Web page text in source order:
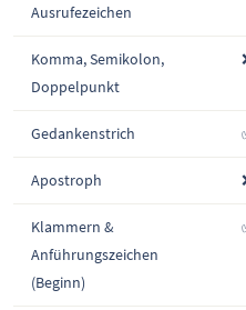
Ausrufezeichen
Komma, Semikolon,
Doppelpunkt
Gedankenstrich
Apostroph
Klammern &
Anführungszeichen
(Beginn)